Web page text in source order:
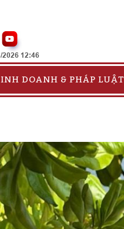
2026 12:46
DOANH & PHÁP LUẬT